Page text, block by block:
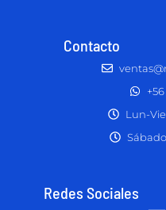
Contacto
Lun-
Redes Sociales